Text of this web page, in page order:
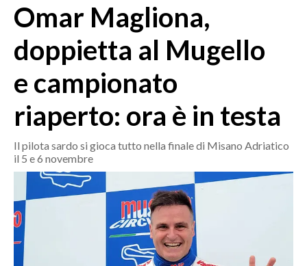
MEDIO CAMPIDANO
ORISTANO E PROVINCIA
SASSARI E PROVINCIA
GALLURA
NUORO E PROVINCIA
OGLIASTRA
AGENDA
CRONACA
ITALIA
MONDO
POLITICA
Omar Magliona,
doppietta al Mugello
e campionato
riaperto: ora è in testa
Il pilota sardo si gioca tutto nella finale di Misano Adriatico
il 5 e 6 novembre